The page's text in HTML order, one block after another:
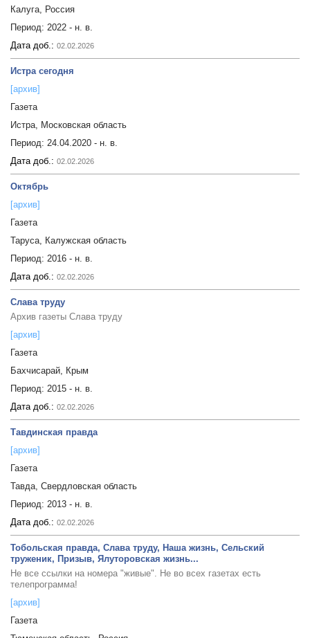
Калуга, Россия
Период: 2022 - н. в.
Дата доб.: 02.02.2026
Истра сегодня
[архив]
Газета
Истра, Московская область
Период: 24.04.2020 - н. в.
Дата доб.: 02.02.2026
Октябрь
[архив]
Газета
Таруса, Калужская область
Период: 2016 - н. в.
Дата доб.: 02.02.2026
Слава труду
Архив газеты Слава труду
[архив]
Газета
Бахчисарай, Крым
Период: 2015 - н. в.
Дата доб.: 02.02.2026
Тавдинская правда
[архив]
Газета
Тавда, Свердловская область
Период: 2013 - н. в.
Дата доб.: 02.02.2026
Тобольская правда, Слава труду, Наша жизнь, Сельский
труженик, Призыв, Ялуторовская жизнь...
Не все ссылки на номера "живые". Не во всех газетах есть
телепрограмма!
[архив]
Газета